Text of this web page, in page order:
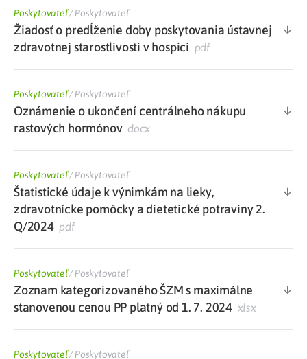
Poskytovateľ/Poskytovateľ
Žiadosť o predĺženie doby poskytovania ústavnej
zdravotnej starostlivosti v hospici pdf
Poskytovateľ/Poskytovateľ
Oznámenie o ukončení centrálneho nákupu
rastových hormónovdocx
Poskytovateľ/Poskytovateľ
Štatistické údaje k výnimkám na lieky,
zdravotnícke pomôcky a dietetické potraviny 2.
Q/2024pdf
Poskytovateľ/Poskytovateľ
Zoznam kategorizovaného ŠZM s maximálne
stanovenou cenou PP platný od 1. 7. 2024 xlsx
Poskytovateľ/Poskytovateľ